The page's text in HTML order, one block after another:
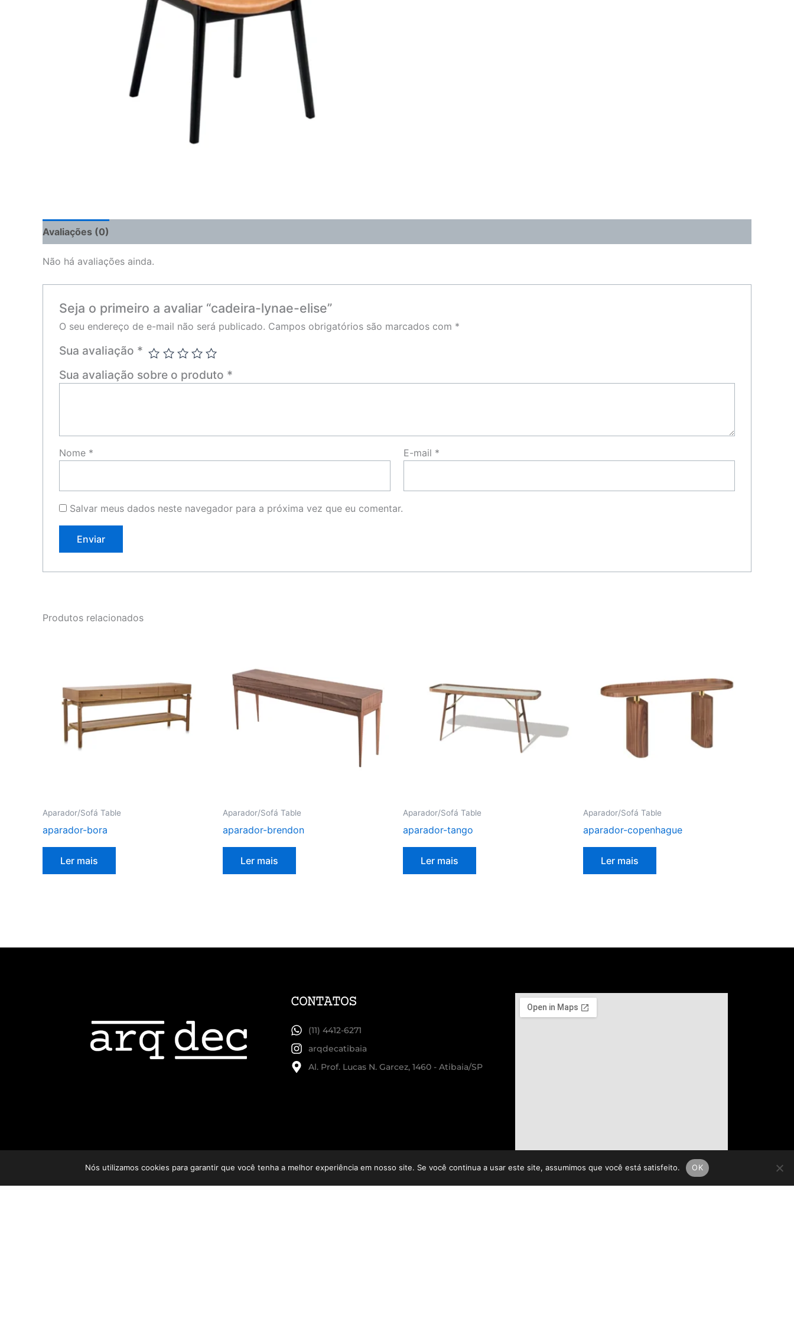
Avaliações (0)
Não há avaliações ainda.
Seja o primeiro a avaliar “cadeira-lynae-elise”
O seu endereço de e-mail não será publicado. Campos obrigatórios são marcados com *
Sua avaliação *
Sua avaliação sobre o produto *
Nome * E-mail *
Salvar meus dados neste navegador para a próxima vez que eu comentar.
Produtos relacionados
Aparador/Sofá Table
aparador-bora
Ler mais
Aparador/Sofá Table
aparador-brendon
Ler mais
Aparador/Sofá Table
aparador-tango
Ler mais
Aparador/Sofá Table
aparador-copenhague
Ler mais
CONTATOS
(11) 4412-6271
arqdecatibaia
Al. Prof. Lucas N. Garcez, 1460 - Atibaia/SP
Nós utilizamos cookies para garantir que você tenha a melhor experiência em nosso site. Se você continua a usar este site, assumimos que você está satisfeito. OK